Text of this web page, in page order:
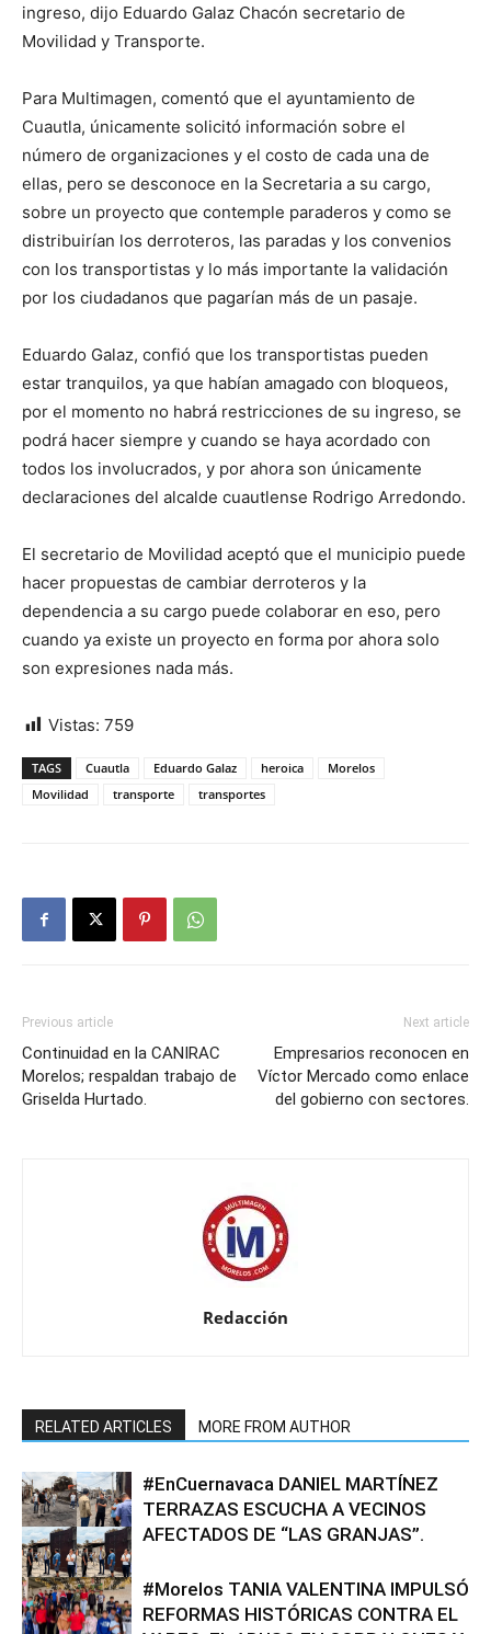
ingreso, dijo Eduardo Galaz Chacón secretario de
Movilidad y Transporte.
Para Multimagen, comentó que el ayuntamiento de
Cuautla, únicamente solicitó información sobre el
número de organizaciones y el costo de cada una de
ellas, pero se desconoce en la Secretaria a su cargo,
sobre un proyecto que contemple paraderos y como se
distribuirían los derroteros, las paradas y los convenios
con los transportistas y lo más importante la validación
por los ciudadanos que pagarían más de un pasaje.
Eduardo Galaz, confió que los transportistas pueden
estar tranquilos, ya que habían amagado con bloqueos,
por el momento no habrá restricciones de su ingreso, se
podrá hacer siempre y cuando se haya acordado con
todos los involucrados, y por ahora son únicamente
declaraciones del alcalde cuautlense Rodrigo Arredondo.
El secretario de Movilidad aceptó que el municipio puede
hacer propuestas de cambiar derroteros y la
dependencia a su cargo puede colaborar en eso, pero
cuando ya existe un proyecto en forma por ahora solo
son expresiones nada más.
Vistas: 759
TAGS Cuautla Eduardo Galaz heroica
Morelos
Movilidad
transporte transportes
Previous article
Continuidad en la CANIRAC
Morelos; respaldan trabajo de
Griselda Hurtado.
Next article
Empresarios reconocen en
Víctor Mercado como enlace
del gobierno con sectores.
Redacción
RELATED ARTICLES MORE FROM AUTHOR
#EnCuernavaca DANIEL MARTÍNEZ
TERRAZAS ESCUCHA A VECINOS
AFECTADOS DE “LAS GRANJAS”.
#Morelos TANIA VALENTINA IMPULSÓ
REFORMAS HISTÓRICAS CONTRA EL